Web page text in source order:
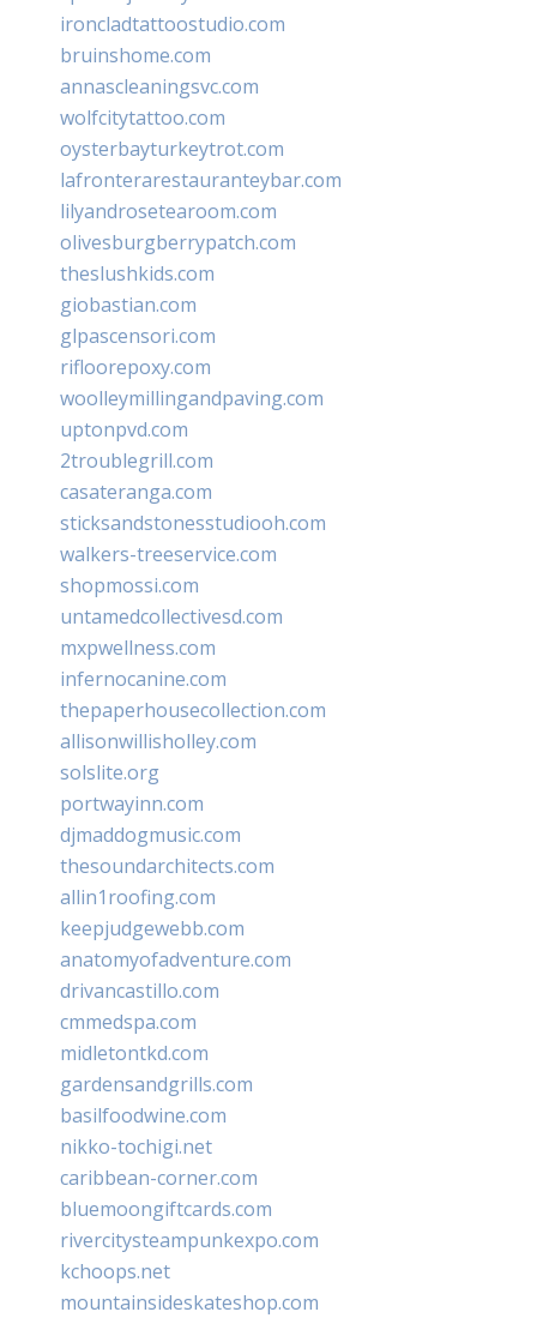
ironcladtattoostudio.com
bruinshome.com
annascleaningsvc.com
wolfcitytattoo.com
oysterbayturkeytrot.com
lafronterarestauranteybar.com
lilyandrosetearoom.com
olivesburgberrypatch.com
theslushkids.com
giobastian.com
glpascensori.com
rifloorepoxy.com
woolleymillingandpaving.com
uptonpvd.com
2troublegrill.com
casateranga.com
sticksandstonesstudiooh.com
walkers-treeservice.com
shopmossi.com
untamedcollectivesd.com
mxpwellness.com
infernocanine.com
thepaperhousecollection.com
allisonwillisholley.com
solslite.org
portwayinn.com
djmaddogmusic.com
thesoundarchitects.com
allin1roofing.com
keepjudgewebb.com
anatomyofadventure.com
drivancastillo.com
cmmedspa.com
midletontkd.com
gardensandgrills.com
basilfoodwine.com
nikko-tochigi.net
caribbean-corner.com
bluemoongiftcards.com
rivercitysteampunkexpo.com
kchoops.net
mountainsideskateshop.com